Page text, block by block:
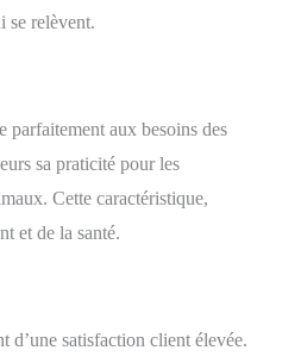
se relèvent.
parfaitement aux besoins des
sa praticité pour les
Cette caractéristique,
et de la santé.
satisfaction client élevée.